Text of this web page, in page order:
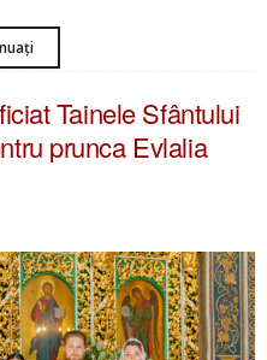
Tainele Sfântului
prunca Evlalia